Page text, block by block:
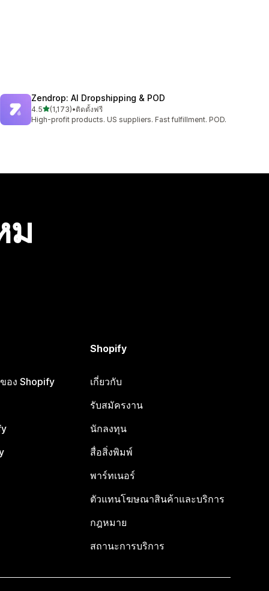
Zendrop: AI Dropshipping & POD
4.5เต็ม 5 ดาว
(1,173)
ทั้งหมด 1173 รีวิว
•ติดตั้งฟรี
High-profit products. US suppliers. Fast fulfillment. POD.
ม
อง Shopify
Shopify
เกี่ยวกับ
รับสมัครงาน
นักลงทุน
สื่อสิ่งพิมพ์
พาร์ทเนอร์
ตัวแทนโฆษณาสินค้าและบริการ
กฎหมาย
สถานะการบริการ